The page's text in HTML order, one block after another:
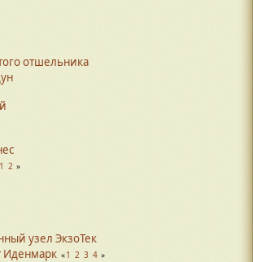
отшельника
1 2
узел ЭкзоТек
Иденмарк 1 2 3 4